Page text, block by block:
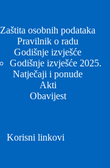
Zaštita osobnih podataka
Pravilnik o radu
Godišnje izvješće
Godišnje izvješće 2025.
Natječaji i ponude
Akti
Obavijest
Korisni linkovi